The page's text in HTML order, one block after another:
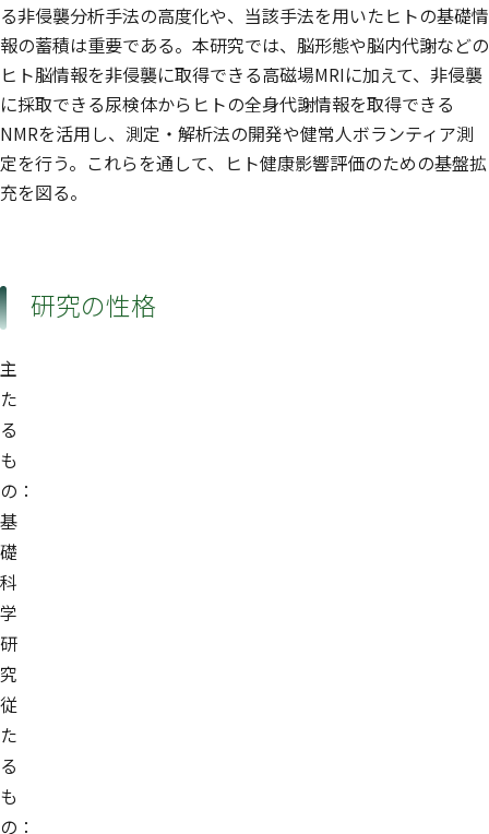
る非侵襲分析手法の高度化や、当該手法を用いたヒトの基礎情
報の蓄積は重要である。本研究では、脳形態や脳内代謝などの
ヒト脳情報を非侵襲に取得できる高磁場MRIに加えて、非侵襲
に採取できる尿検体からヒトの全身代謝情報を取得できる
NMRを活用し、測定・解析法の開発や健常人ボランティア測
定を行う。これらを通して、ヒト健康影響評価のための基盤拡
充を図る。
研究の性格
主
た
る
も
の：
基
礎
科
学
研
究
従
た
る
も
の：